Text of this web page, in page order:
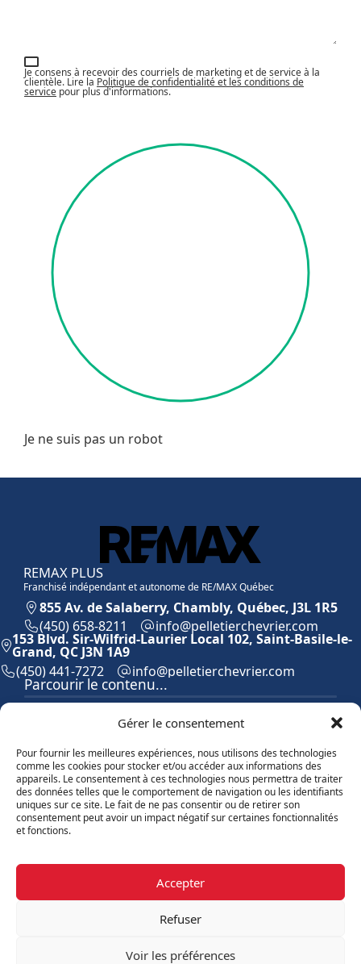
Gérer le consentement
Pour fournir les meilleures expériences, nous utilisons des technologies
comme les cookies pour stocker et/ou accéder aux informations des
appareils. Le consentement à ces technologies nous permettra de traiter
des données telles que le comportement de navigation ou les identifiants
uniques sur ce site. Le fait de ne pas consentir ou de retirer son
consentement peut avoir un impact négatif sur certaines fonctionnalités
et fonctions.
Accepter
Refuser
Voir les préférences
Je consens à recevoir des courriels de marketing et de service à la
clientèle. Lire la Politique de confidentialité et les conditions de
service pour plus d'informations.
Je ne suis pas un robot
REMAX PLUS
Franchisé indépendant et autonome de RE/MAX Québec
855 Av. de Salaberry, Chambly, Québec, J3L 1R5
(450) 658-8211
moc.reirvehcreitellep@ofni
153 Blvd. Sir-Wilfrid-Laurier Local 102, Saint-Basile-le-
Grand, QC J3N 1A9
(450) 441-7272
moc.reirvehcreitellep@ofni
Parcourir le contenu...
Propriétés
Vendre
Acheter
Contact
Témoignages
Blogue
Par régions
Aliquando 3, ID-3 Innovations